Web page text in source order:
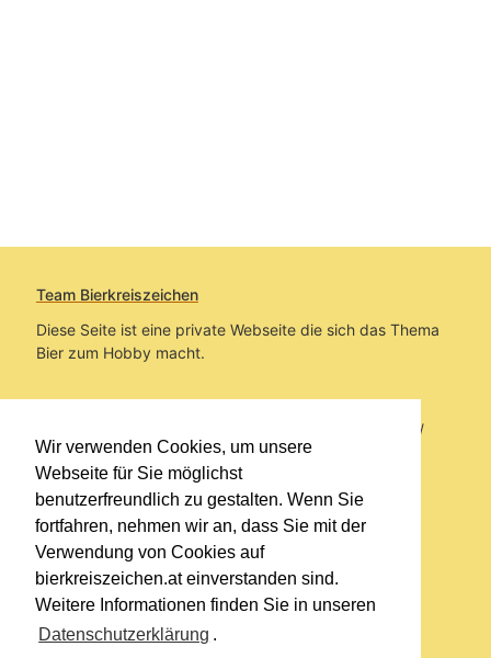
Wir verwenden Cookies, um unsere
Webseite für Sie möglichst
benutzerfreundlich zu gestalten. Wenn Sie
fortfahren, nehmen wir an, dass Sie mit der
Verwendung von Cookies auf
bierkreiszeichen.at einverstanden sind.
Weitere Informationen finden Sie in unseren
Datenschutzerklärung .
Team Bierkreiszeichen
Diese Seite ist eine private Webseite die sich das Thema
Bier zum Hobby macht.
Sie befinden sich auf https://www.bierkreiszeichen.at/
im Pfad:Bierkreiszeichen/Gesammelte Biere
Erstellt: 2026-08-09
Links
Impressum
Datenschutzerklärung